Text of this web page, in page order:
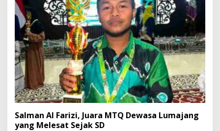
Salman Al Farizi, Juara MTQ Dewasa Lumajang
yang Melesat Sejak SD